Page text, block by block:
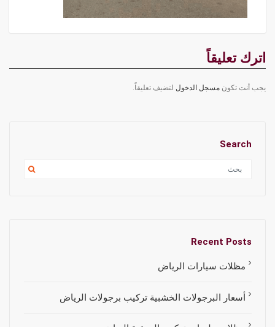
اترك تعليقاً
يجب أنت تكون مسجل الدخول لتضيف تعليقاً.
Search
Recent Posts
مظلات سيارات الرياض
أسعار البرجولات الخشبية تركيب برجولات الرياض